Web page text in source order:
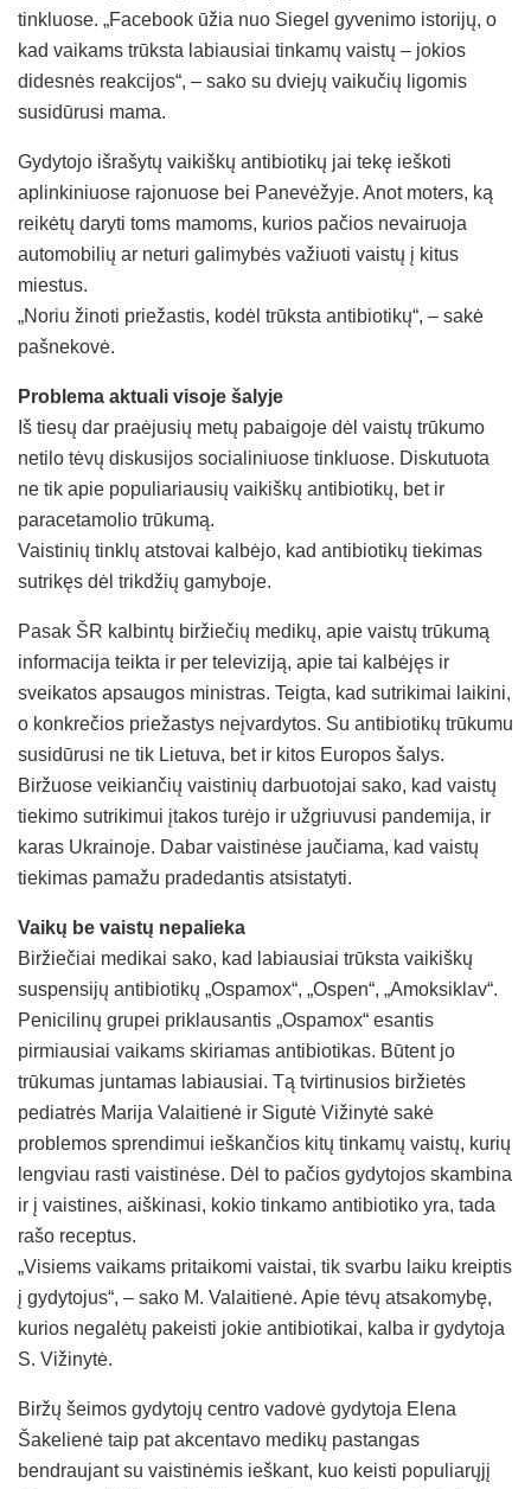
tinkluose. „Facebook ūžia nuo Siegel gyvenimo istorijų, o
kad vaikams trūksta labiausiai tinkamų vaistų – jokios
didesnės reakcijos“, – sako su dviejų vaikučių ligomis
susidūrusi mama.
Gydytojo išrašytų vaikiškų antibiotikų jai tekę ieškoti
aplinkiniuose rajonuose bei Panevėžyje. Anot moters, ką
reikėtų daryti toms mamoms, kurios pačios nevairuoja
automobilių ar neturi galimybės važiuoti vaistų į kitus
miestus.
„Noriu žinoti priežastis, kodėl trūksta antibiotikų“, – sakė
pašnekovė.
Problema aktuali visoje šalyje
Iš tiesų dar praėjusių metų pabaigoje dėl vaistų trūkumo
netilo tėvų diskusijos socialiniuose tinkluose. Diskutuota
ne tik apie populiariausių vaikiškų antibiotikų, bet ir
paracetamolio trūkumą.
Vaistinių tinklų atstovai kalbėjo, kad antibiotikų tiekimas
sutrikęs dėl trikdžių gamyboje.
Pasak ŠR kalbintų biržiečių medikų, apie vaistų trūkumą
informacija teikta ir per televiziją, apie tai kalbėjęs ir
sveikatos apsaugos ministras. Teigta, kad sutrikimai laikini,
o konkrečios priežastys neįvardytos. Su antibiotikų trūkumu
susidūrusi ne tik Lietuva, bet ir kitos Europos šalys.
Biržuose veikiančių vaistinių darbuotojai sako, kad vaistų
tiekimo sutrikimui įtakos turėjo ir užgriuvusi pandemija, ir
karas Ukrainoje. Dabar vaistinėse jaučiama, kad vaistų
tiekimas pamažu pradedantis atsistatyti.
Vaikų be vaistų nepalieka
Biržiečiai medikai sako, kad labiausiai trūksta vaikiškų
suspensijų antibiotikų „Ospamox“, „Ospen“, „Amoksiklav“.
Penicilinų grupei priklausantis „Ospamox“ esantis
pirmiausiai vaikams skiriamas antibiotikas. Būtent jo
trūkumas juntamas labiausiai. Tą tvirtinusios biržietės
pediatrės Marija Valaitienė ir Sigutė Vižinytė sakė
problemos sprendimui ieškančios kitų tinkamų vaistų, kurių
lengviau rasti vaistinėse. Dėl to pačios gydytojos skambina
ir į vaistines, aiškinasi, kokio tinkamo antibiotiko yra, tada
rašo receptus.
„Visiems vaikams pritaikomi vaistai, tik svarbu laiku kreiptis
į gydytojus“, – sako M. Valaitienė. Apie tėvų atsakomybę,
kurios negalėtų pakeisti jokie antibiotikai, kalba ir gydytoja
S. Vižinytė.
Biržų šeimos gydytojų centro vadovė gydytoja Elena
Šakelienė taip pat akcentavo medikų pastangas
bendraujant su vaistinėmis ieškant, kuo keisti populiarųjį